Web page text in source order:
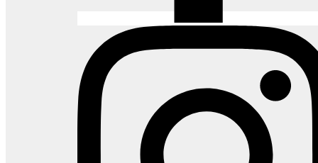
Inovador pela nuance de suas cores, Shadow possui um
efeito natural de sombreamento, originário do processo
tip shear
. Desenvolvido para alto tráfego,
Shadow é persuasivo, refinado e de alto padrão.